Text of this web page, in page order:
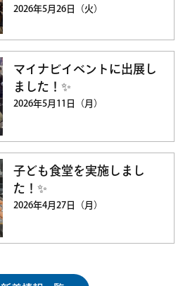
2026年5月26日（火）
マイナビイベントに出展し
ました！✨
2026年5月11日（月）
子ども食堂を実施しまし
た！✨
2026年4月27日（月）